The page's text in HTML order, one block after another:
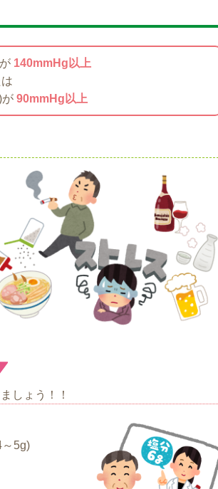
140mmHg以上
が 90mmHg以上
しょう！！
5g)